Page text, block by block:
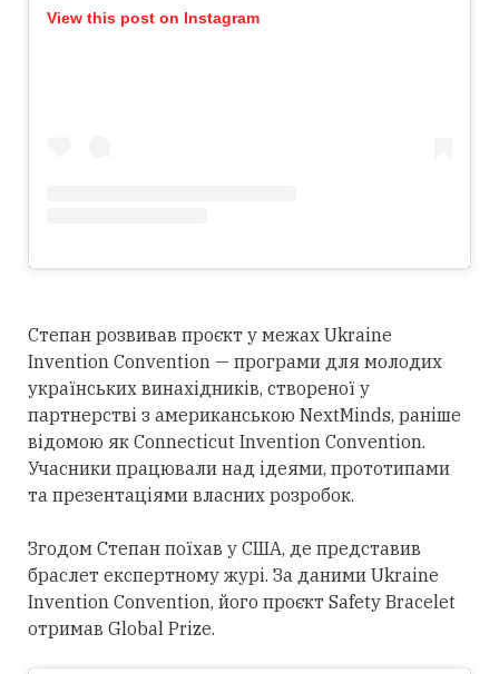
View this post on Instagram
Степан розвивав проєкт у межах Ukraine
Invention Convention — програми для молодих
українських винахідників, створеної у
партнерстві з американською NextMinds, раніше
відомою як Connecticut Invention Convention.
Учасники працювали над ідеями, прототипами
та презентаціями власних розробок.
Згодом Степан поїхав у США, де представив
браслет експертному журі. За даними Ukraine
Invention Convention, його проєкт Safety Bracelet
отримав Global Prize.